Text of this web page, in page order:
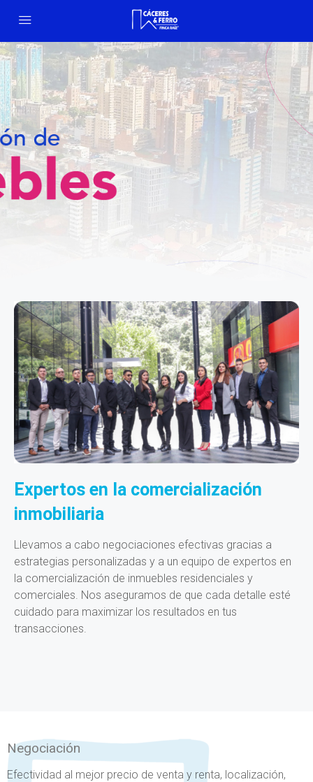
Expertos en la comercialización
inmobiliaria
Llevamos a cabo negociaciones efectivas gracias a
estrategias personalizadas y a un equipo de expertos en
la comercialización de inmuebles residenciales y
comerciales. Nos aseguramos de que cada detalle esté
cuidado para maximizar los resultados en tus
transacciones.
Negociación
Efectividad al mejor precio de venta y renta, localización,